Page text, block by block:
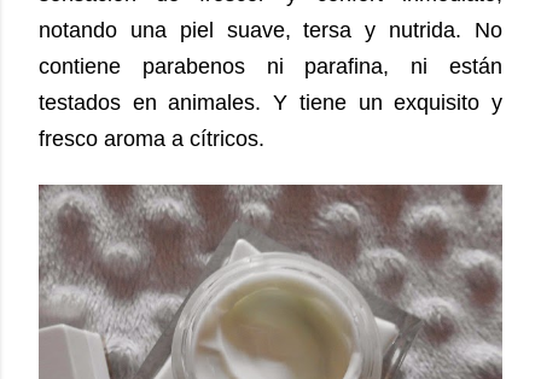
notando una piel suave, tersa y nutrida. No
contiene parabenos ni parafina, ni están
testados en animales. Y tiene un exquisito y
fresco aroma a cítricos.